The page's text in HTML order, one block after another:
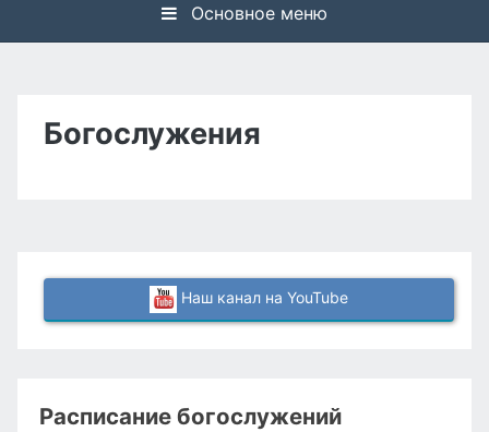
Основное меню
Богослужения
Наш канал на YouTube
Расписание богослужений